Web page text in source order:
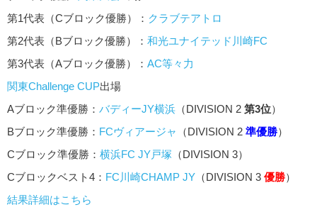
第1代表（Cブロック優勝）： クラブテアトロ
第2代表（Bブロック優勝）： 和光ユナイテッド川崎FC
第3代表（Aブロック優勝）： AC等々力
関東Challenge CUP出場
Aブロック準優勝： バディーJY横浜 （DIVISION 2 第3位）
Bブロック準優勝： FCヴィアージャ （DIVISION 2 準優勝）
Cブロック準優勝： 横浜FC JY戸塚 （DIVISION 3）
Cブロックベスト4： FC川崎CHAMP JY （DIVISION 3 優勝）
結果詳細はこちら